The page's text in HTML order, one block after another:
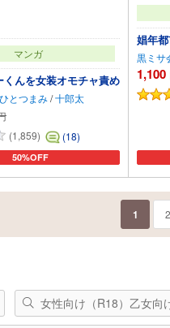
マンガ
くんを女装オモチャ責め
とつまみ/十郎太
(1,859)
(18)
50%OFF
カートに追加
娼年
黒ミサ
1,100
1 2
女性向け（R18）乙女向